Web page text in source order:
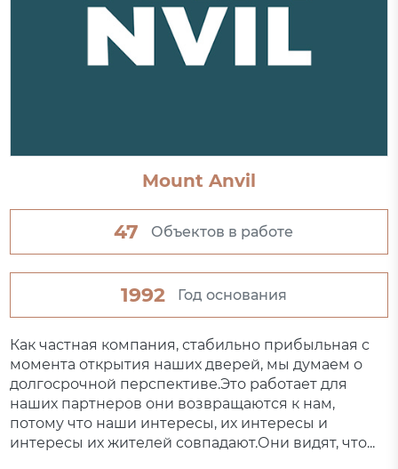
Mount Anvil
47 Объектов в работе
1992 Год основания
Как частная компания, стабильно прибыльная с
момента открытия наших дверей, мы думаем о
долгосрочной перспективе.Это работает для
наших партнеров они возвращаются к нам,
потому что наши интересы, их интересы и
интересы их жителей совпадают.Они видят, что...